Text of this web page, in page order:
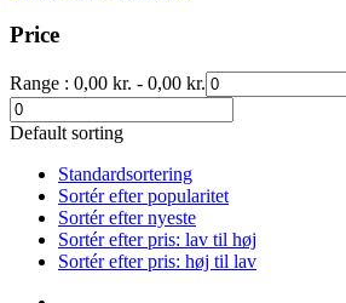
Price
Range : 0,00 kr. - 0,00 kr.
Default sorting
Standardsortering
Sortér efter popularitet
Sortér efter nyeste
Sortér efter pris: lav til høj
Sortér efter pris: høj til lav